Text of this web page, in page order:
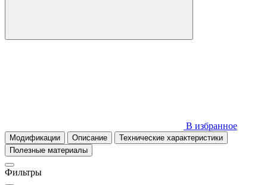
В избранное
Модификации Описание
Технические характеристики
Полезные материалы
Фильтры